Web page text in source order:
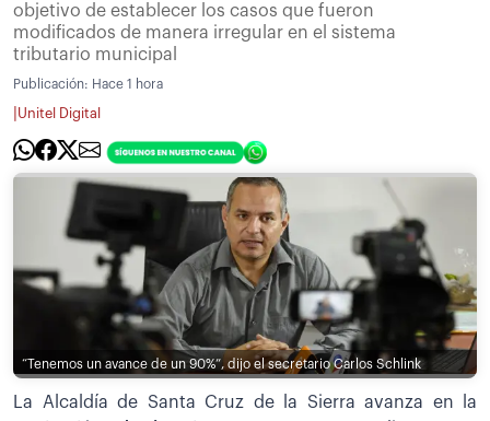
objetivo de establecer los casos que fueron
modificados de manera irregular en el sistema
tributario municipal
Publicación: Hace 1 hora
Unitel Digital
“Tenemos un avance de un 90%”, dijo el secretario Carlos Schlink
La Alcaldía de Santa Cruz de la Sierra avanza en la